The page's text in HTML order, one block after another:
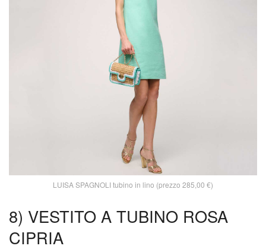
LUISA SPAGNOLI tubino in lino (prezzo 285,00 €)
8) VESTITO A TUBINO ROSA
CIPRIA